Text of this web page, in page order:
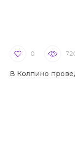
0
В Колпино